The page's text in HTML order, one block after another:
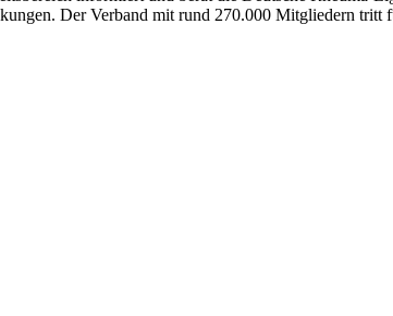
Der Verband mit rund 270.000 Mitgliedern